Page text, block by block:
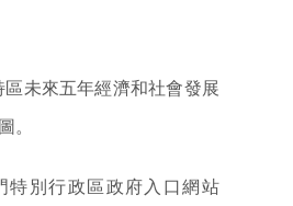
未來五年經濟和社會發展
。
特別行政區政府入口網站